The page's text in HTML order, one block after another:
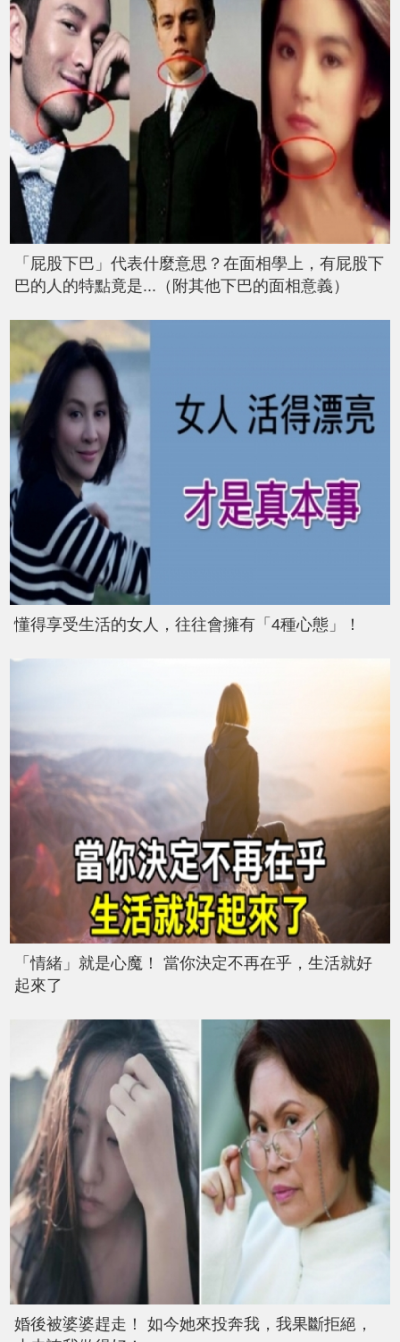
「屁股下巴」代表什麼意思？在面相學上，有屁股下
巴的人的特點竟是...（附其他下巴的面相意義）
懂得享受生活的女人，往往會擁有「4種心態」！
「情緒」就是心魔！ 當你決定不再在乎，生活就好
起來了
婚後被婆婆趕走！ 如今她來投奔我，我果斷拒絕，